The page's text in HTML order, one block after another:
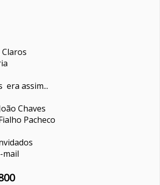
era assim...
Chaves
Pacheco
mail